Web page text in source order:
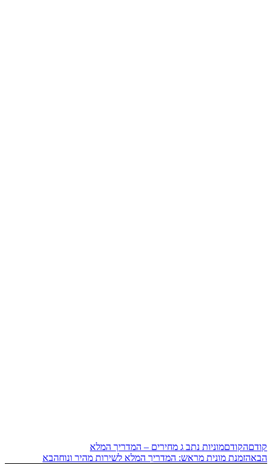
קודםהקודםמוניות נתב ג מחירים – המדריך המלא
הבאהזמנת מונית מראש: המדריך המלא לשירות מהיר ונוחהבא